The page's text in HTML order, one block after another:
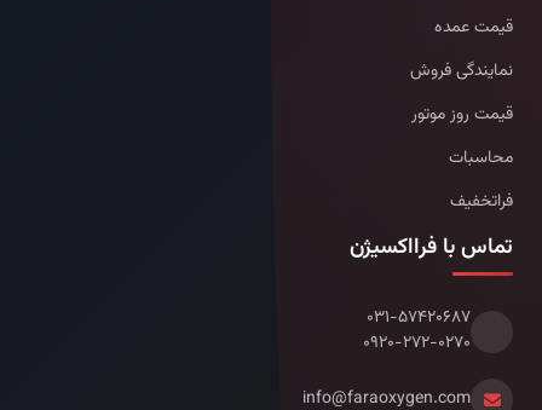
قیمت عمده
نمایندگی فروش
قیمت روز موتور
محاسبات
فراتخفیف
تماس با فرااکسیژن
۰۳۱-۵۷۴۲۰۶۸۷
۰۹۲۰-۲۷۲-۰۲۷۰
info@faraoxygen.com